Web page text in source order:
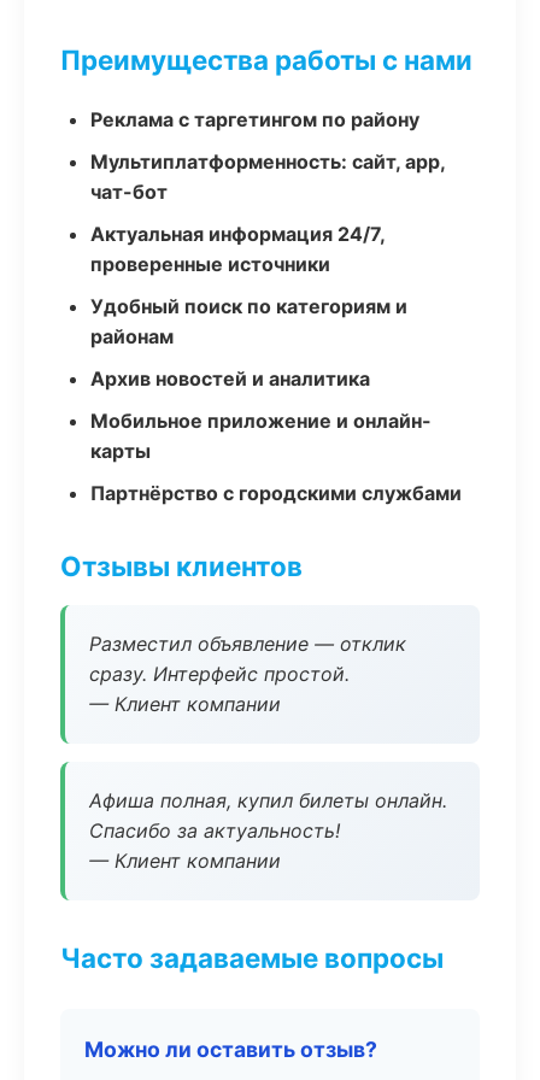
Преимущества работы с нами
Реклама с таргетингом по району
Мультиплатформенность: сайт, app,
чат-бот
Актуальная информация 24/7,
проверенные источники
Удобный поиск по категориям и
районам
Архив новостей и аналитика
Мобильное приложение и онлайн-
карты
Партнёрство с городскими службами
Отзывы клиентов
Разместил объявление — отклик
сразу. Интерфейс простой.
— Клиент компании
Афиша полная, купил билеты онлайн.
Спасибо за актуальность!
— Клиент компании
Часто задаваемые вопросы
Можно ли оставить отзыв?